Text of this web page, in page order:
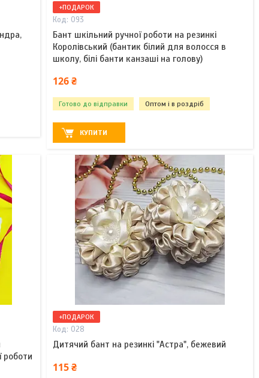
+ПОДАРОК
093
Бант шкільний ручної роботи на резинкі
Королівський (бантик білий для волосся в
школу, білі банти канзаші на голову)
126 ₴
Готово до відправки Оптом і в роздріб
КУПИТИ
роботи
+ПОДАРОК
028
Дитячий бант на резинкі "Астра", бежевий
115 ₴